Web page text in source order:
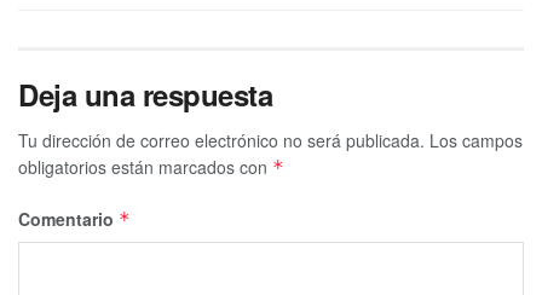
Deja una respuesta
Tu dirección de correo electrónico no será publicada. Los campos
obligatorios están marcados con *
Comentario *